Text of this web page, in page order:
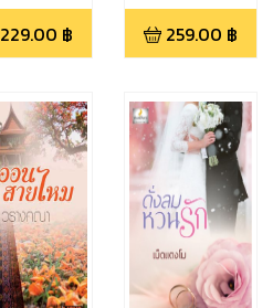
229.00 ฿ 259.00 ฿